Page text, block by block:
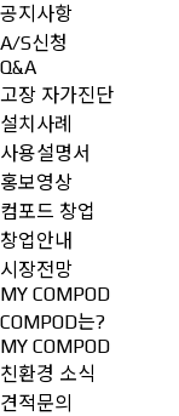
공지사항
A/S신청
Q&A
고장 자가진단
설치사례
사용설명서
홍보영상
컴포드 창업
창업안내
시장전망
MY COMPOD
COMPOD는?
MY COMPOD
친환경 소식
견적문의